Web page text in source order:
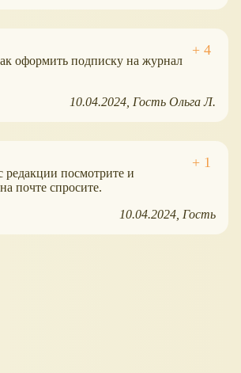
оформить подписку на журнал
10.04.2024 Гость Ольга Л.
редакции посмотрите и
почте спросите.
10.04.2024 Гость